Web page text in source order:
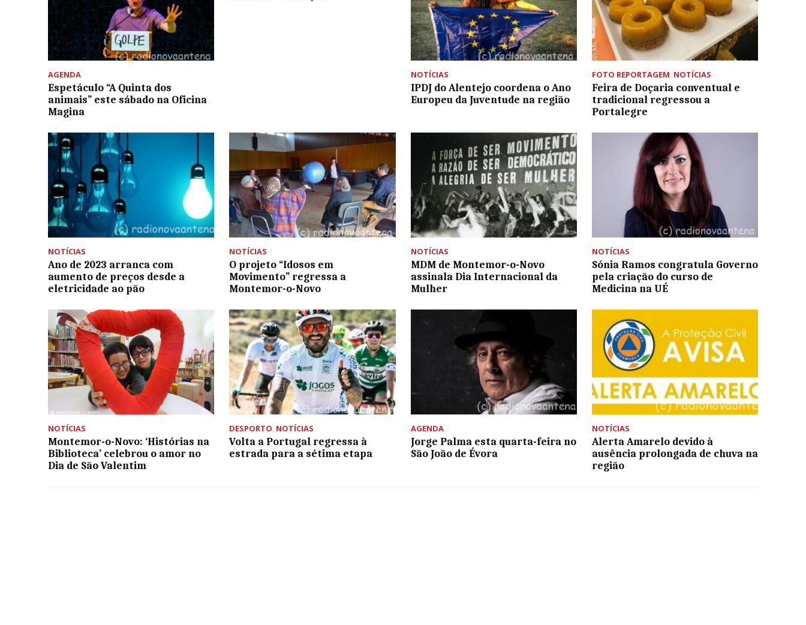
AGENDA
Espetáculo “A Quinta dos
animais” este sábado na Oficina
Magina
NOTÍCIAS
IPDJ do Alentejo coordena o Ano
Europeu da Juventude na região
FOTO REPORTAGEM, NOTÍCIAS
Feira de Doçaria conventual e
tradicional regressou a
Portalegre
NOTÍCIAS
Ano de 2023 arranca com
aumento de preços desde a
eletricidade ao pão
NOTÍCIAS
O projeto “Idosos em
Movimento” regressa a
Montemor-o-Novo
NOTÍCIAS
MDM de Montemor-o-Novo
assinala Dia Internacional da
Mulher
NOTÍCIAS
Sónia Ramos congratula Governo
pela criação do curso de
Medicina na UÉ
NOTÍCIAS
Montemor-o-Novo: ‘Histórias na
Biblioteca’ celebrou o amor no
Dia de São Valentim
DESPORTO, NOTÍCIAS
Volta a Portugal regressa à
estrada para a sétima etapa
AGENDA
Jorge Palma esta quarta-feira no
São João de Évora
NOTÍCIAS
Alerta Amarelo devido à
ausência prolongada de chuva na
região